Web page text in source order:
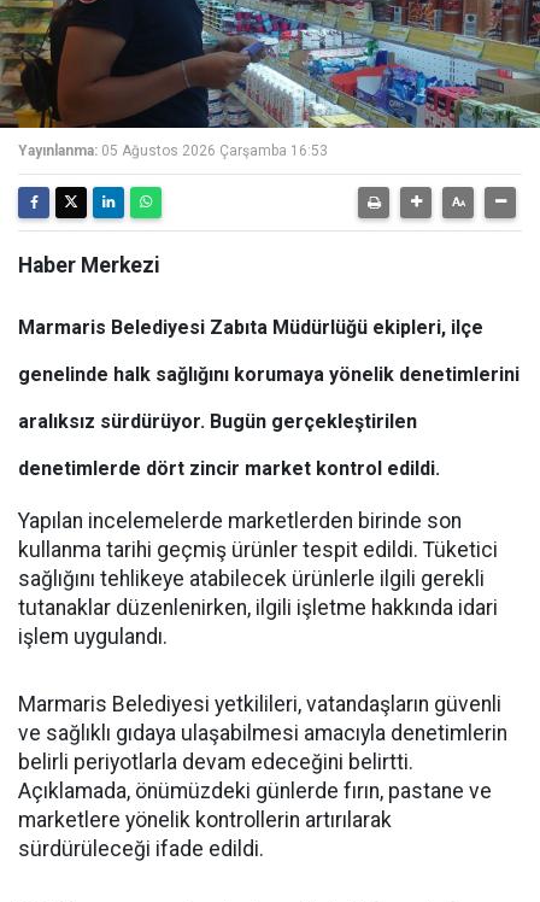
Yayınlanma: 05 Ağustos 2026 Çarşamba 16:53
Haber Merkezi
Marmaris Belediyesi Zabıta Müdürlüğü ekipleri, ilçe
genelinde halk sağlığını korumaya yönelik denetimlerini
aralıksız sürdürüyor. Bugün gerçekleştirilen
denetimlerde dört zincir market kontrol edildi.
Yapılan incelemelerde marketlerden birinde son
kullanma tarihi geçmiş ürünler tespit edildi. Tüketici
sağlığını tehlikeye atabilecek ürünlerle ilgili gerekli
tutanaklar düzenlenirken, ilgili işletme hakkında idari
işlem uygulandı.
Marmaris Belediyesi yetkilileri, vatandaşların güvenli
ve sağlıklı gıdaya ulaşabilmesi amacıyla denetimlerin
belirli periyotlarla devam edeceğini belirtti.
Açıklamada, önümüzdeki günlerde fırın, pastane ve
marketlere yönelik kontrollerin artırılarak
sürdürüleceği ifade edildi.